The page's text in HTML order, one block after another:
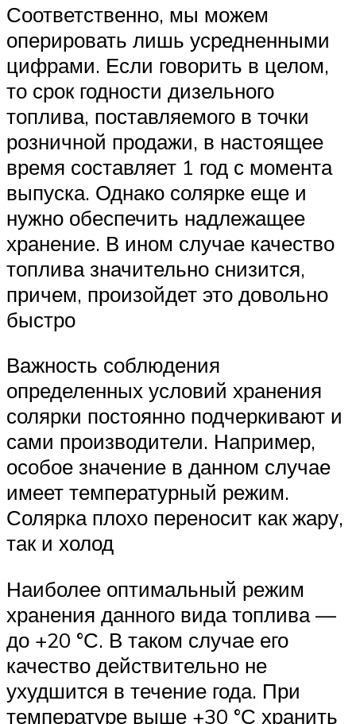
Соответственно, мы можем
оперировать лишь усредненными
цифрами. Если говорить в целом,
то срок годности дизельного
топлива, поставляемого в точки
розничной продажи, в настоящее
время составляет 1 год с момента
выпуска. Однако солярке еще и
нужно обеспечить надлежащее
хранение. В ином случае качество
топлива значительно снизится,
причем, произойдет это довольно
быстро
Важность соблюдения
определенных условий хранения
солярки постоянно подчеркивают и
сами производители. Например,
особое значение в данном случае
имеет температурный режим.
Солярка плохо переносит как жару,
так и холод
Наиболее оптимальный режим
хранения данного вида топлива —
до +20 °С. В таком случае его
качество действительно не
ухудшится в течение года. При
температуре выше +30 °С хранить